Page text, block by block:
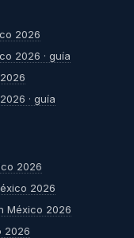
2026
2026 · guía
· guía
2026
2026
México 2026
2026